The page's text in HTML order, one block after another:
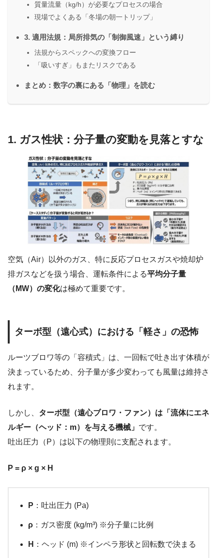
質量流量（kg/h）が必要なプロセスの場合
現場でよくある「冬場の朝一トリップ」
3. 適用法規：局所排気の「制御風速」という縛り
法規からスペックへの変換フロー
「吸いすぎ」もまたリスクである
まとめ：数字の裏にある「物理」を読む
1. ガス性状：分子量の変動を見落とすな
空気（Air）以外のガス、特に反応プロセスガスや焼却炉
排ガスなどを扱う場合、運転条件による平均分子量
（MW）の変化は極めて重要です。
ターボ型（遠心式）における「軽さ」の恐怖
ルーツブロワ等の「容積式」は、一回転で吐き出す体積が
決まっているため、分子量が多少変わっても風量は維持さ
れます。
しかし、 ターボ型（遠心ブロワ・ファン）は「流体にエネ
ルギー（ヘッド：m）を与える機械」 です。
吐出圧力（P）は以下の物理則に支配されます。
P = ρ × g × H
P ：吐出圧力 (Pa)
ρ ：ガス密度 (kg/m³) ※分子量に比例
H ：ヘッド (m) ※インペラ形状と回転数で決まる